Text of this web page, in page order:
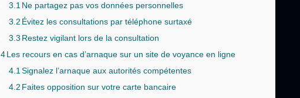
3.1Ne partagez pas vos données personnelles
3.2 Évitez les consultations par téléphone surtaxé
3.3 Restez vigilant lors de la consultation
4Les recours en cas d’arnaque sur un site de voyance en ligne
4.1Signalez l’arnaque aux autorités compétentes
4.2 Faites opposition sur votre carte bancaire